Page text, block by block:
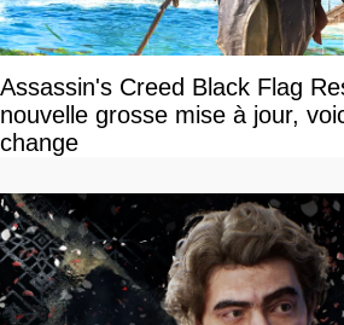
Assassin's Creed Black Flag
nouvelle grosse mise à jour,
change